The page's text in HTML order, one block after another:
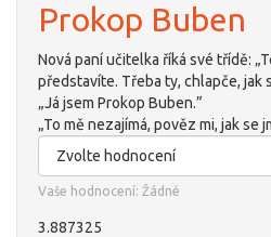
Prokop Buben
Nová paní učitelka říká své třídě:
představíte. Třeba ty, chlapče, jak
„Já jsem Prokop Buben.”
„To mě nezajímá, pověz mi, jak se
Vaše hodnocení: Žádné
3.887325